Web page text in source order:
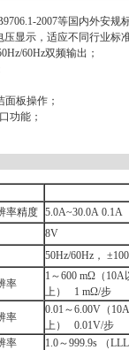
2007等国内外安
显示，适应不同行业标
60Hz双频输出；
板操作；
功能；
率精度 5.0A~30.0A 0.1A
8V
50Hz/60Hz，
率
1～600 mΩ（10A
上） 1 mΩ/步
率
0.01～6.00V（
上） 0.01V/步
率
1.0～999.9s （